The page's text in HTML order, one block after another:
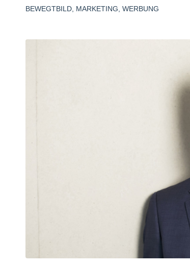
BEWEGTBILD MARKETING WERBUNG